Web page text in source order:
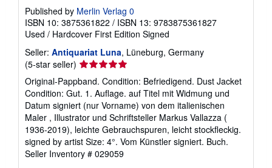
Published by Merlin Verlag 0
ISBN 10: 3875361822 / ISBN 13: 9783875361827
Used / Hardcover First Edition Signed
Seller: Antiquariat Luna, Lüneburg, Germany
(5-star seller) Seller
rating
5
out
of
5
stars
Original-Pappband. Condition: Befriedigend. Dust Jacket
Condition: Gut. 1. Auflage. auf Titel mit Widmung und
Datum signiert (nur Vorname) von dem italienischen
Maler , Illustrator und Schriftsteller Markus Vallazza (
1936-2019), leichte Gebrauchspuren, leicht stockfleckig.
signed by artist Size: 4°. Vom Künstler signiert. Buch.
Seller Inventory # 029059